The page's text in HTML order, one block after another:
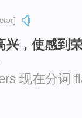
兴，使感到
现在分词